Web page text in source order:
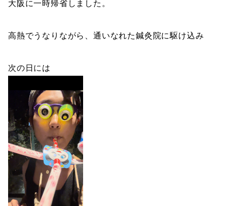
大阪に一時帰省しました。
高熱でうなりながら、通いなれた鍼灸院に駆け込み
次の日には